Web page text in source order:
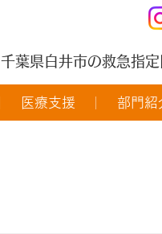
千葉県白井市の救急指定
医療支援 部門紹